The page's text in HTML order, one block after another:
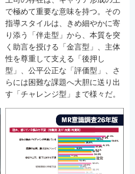
で極めて重要な意味を持つ。その
指導スタイルは、きめ細やかに寄
り添う「伴走型」から、本質を突
く助言を授ける「金言型」、主体
性を尊重して支える「後押し
型」、公平公正な「評価型」、さ
らには困難な課題へ大胆に送り出
す「チャレンジ型」まで様々だ。